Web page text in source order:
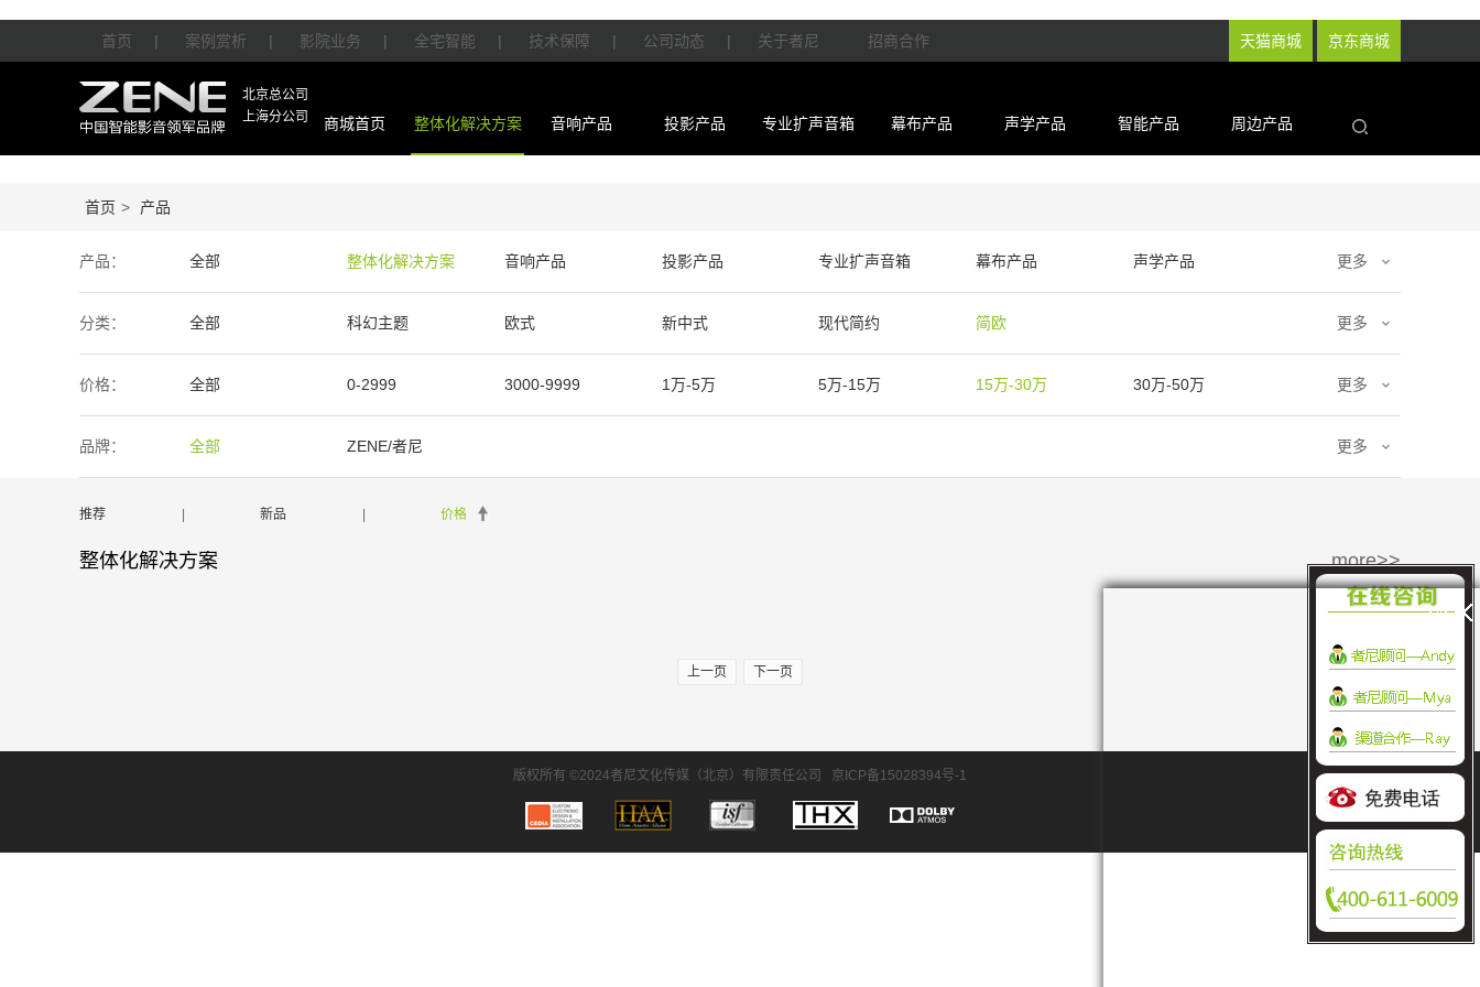
天猫商城 京东商城
首页 | 案例赏析 | 影院业务 | 全宅智能 | 技术保障 | 公司动态 | 关于者尼 招商合作
北京总公司
上海分公司
商城首页 整体化解决方案 音响产品 投影产品 专业扩声音箱 幕布产品 声学产品 智能产品 周边产品
首页 > 产品
产品： 全部 整体化解决方案 音响产品 投影产品 专业扩声音箱 幕布产品 声学产品
智能产品 周边产品
更多
分类： 全部 科幻主题 欧式 新中式 现代简约 简欧 更多
价格： 全部 0-2999 3000-9999 1万-5万 5万-15万 15万-30万 30万-50万
50万-100万 100万以上
更多
品牌： 全部 ZENE/者尼 更多
推荐 新品 价格
整体化解决方案 more>>
上一页 下一页
版权所有 ©2024者尼文化传媒（北京）有限责任公司 京ICP备15028394号-1